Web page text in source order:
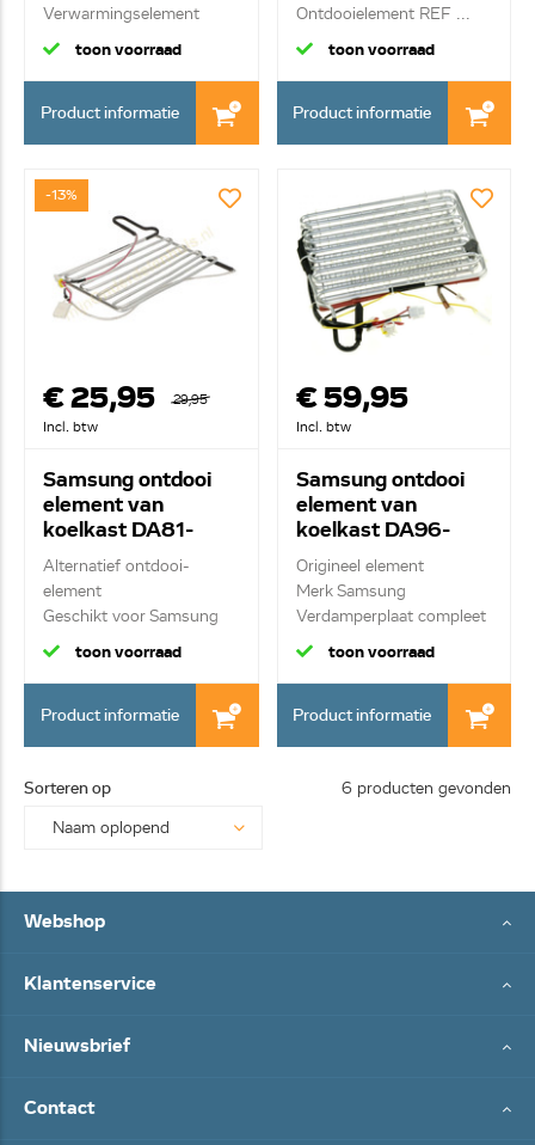
Verwarmingselement
170W
toon voorraad
Product informatie
Ontdooielement REF ...
toon voorraad
Product informatie
-13%
€ 25,95
29,95
Incl. btw
Samsung ontdooi
element van
koelkast DA81-
01691A
Alternatief ontdooi-
element
Geschikt voor Samsung
Verwarmi...
toon voorraad
Product informatie
€ 59,95
Incl. btw
Samsung ontdooi
element van
koelkast DA96-
00013Y
Origineel element
Merk Samsung
Verdamperplaat compleet
toon voorraad
Product informatie
Sorteren op 6 producten gevonden
Webshop
Klantenservice
Nieuwsbrief
Contact